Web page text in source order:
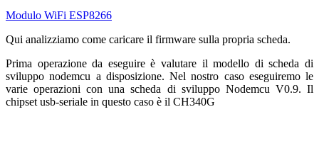
Modulo WiFi ESP8266
Qui analizziamo come caricare il firmware sulla propria scheda.
Prima operazione da eseguire è valutare il modello di scheda di
sviluppo nodemcu a disposizione. Nel nostro caso eseguiremo le
varie operazioni con una scheda di sviluppo Nodemcu V0.9. Il
chipset usb-seriale in questo caso è il CH340G